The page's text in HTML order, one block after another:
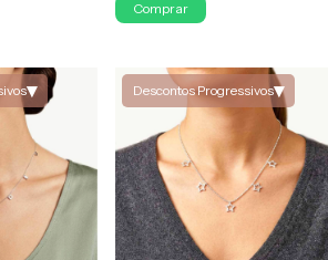
▾ Descontos Progressivos▾